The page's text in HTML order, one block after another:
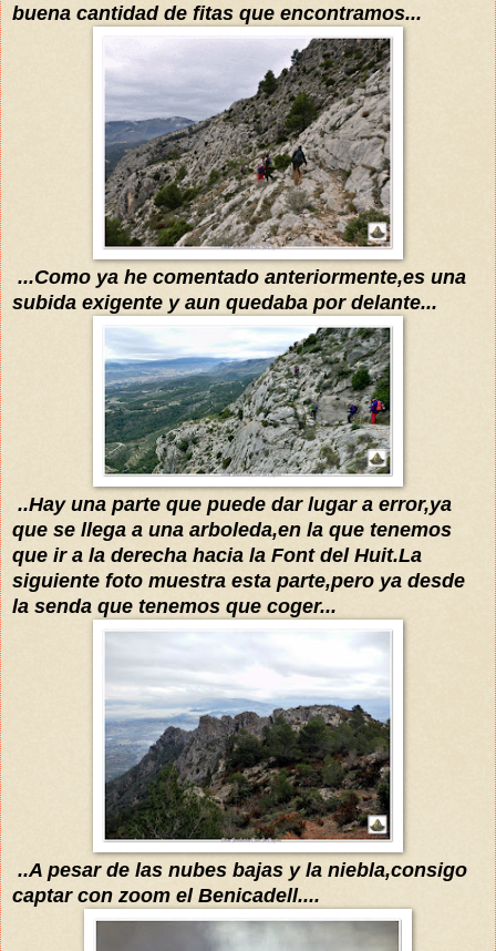
buena cantidad de fitas que encontramos...
...Como ya he comentado anteriormente,es una
subida exigente y aun quedaba por delante...
..Hay una parte que puede dar lugar a error,ya
que se llega a una arboleda,en la que tenemos
que ir a la derecha hacia la Font del Huit.La
siguiente foto muestra esta parte,pero ya desde
la senda que tenemos que coger...
..A pesar de las nubes bajas y la niebla,consigo
captar con zoom el Benicadell....